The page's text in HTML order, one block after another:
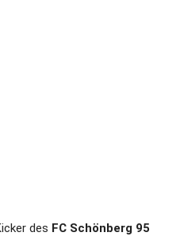
des FC Schönberg 95